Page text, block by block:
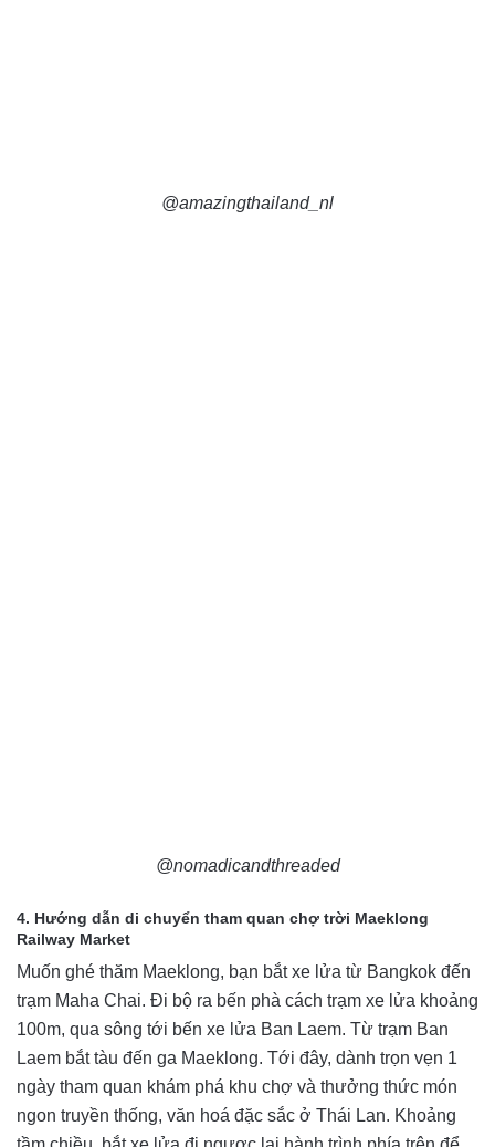
@amazingthailand_nl
@nomadicandthreaded
4. Hướng dẫn di chuyển tham quan chợ trời Maeklong
Railway Market
Muốn ghé thăm Maeklong, bạn bắt xe lửa từ Bangkok đến
trạm Maha Chai. Đi bộ ra bến phà cách trạm xe lửa khoảng
100m, qua sông tới bến xe lửa Ban Laem. Từ trạm Ban
Laem bắt tàu đến ga Maeklong. Tới đây, dành trọn vẹn 1
ngày tham quan khám phá khu chợ và thưởng thức món
ngon truyền thống, văn hoá đặc sắc ở Thái Lan. Khoảng